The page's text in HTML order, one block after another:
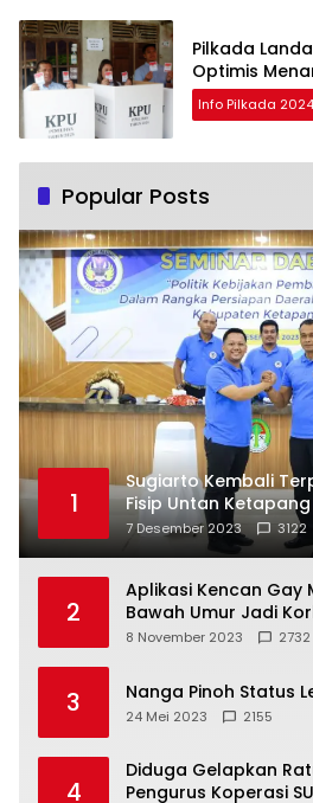
Pilkada
Optimis
Info Pilkada 2024
Popular Posts
1
Sugiarto Kembali
Fisip Untan Ketapang
7 Desember 2023 3122
2
Aplikasi Kencan Gay
Bawah Umur Jadi
8 November 2023 2732
3 Nanga Pinoh Status
24 Mei 2023 2155
4
Diduga Gelapkan
Pengurus Koperasi